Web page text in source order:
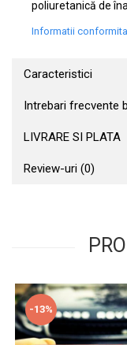
poliuretanică de
Informatii
Caracteristici
Intrebari frecvente
LIVRARE SI PLATA
Review-uri (0)
-13%